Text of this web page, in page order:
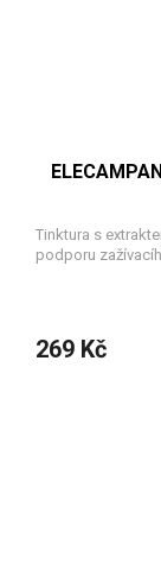
Tinktura s
podporu
269 Kč